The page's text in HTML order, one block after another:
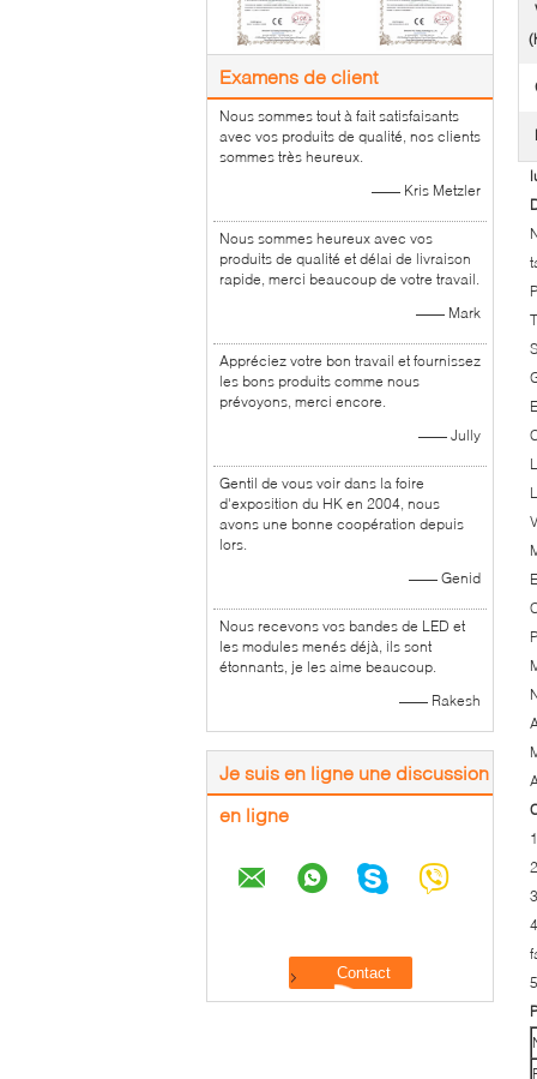
Examens de client
Nous sommes tout à fait satisfaisants
avec vos produits de qualité, nos clients
sommes très heureux.
—— Kris Metzler
Nous sommes heureux avec vos
produits de qualité et délai de livraison
rapide, merci beaucoup de votre travail.
—— Mark
Appréciez votre bon travail et fournissez
les bons produits comme nous
prévoyons, merci encore.
—— Jully
Gentil de vous voir dans la foire
d'exposition du HK en 2004, nous
avons une bonne coopération depuis
lors.
—— Genid
Nous recevons vos bandes de LED et
les modules menés déjà, ils sont
étonnants, je les aime beaucoup.
—— Rakesh
Je suis en ligne une discussion
en ligne